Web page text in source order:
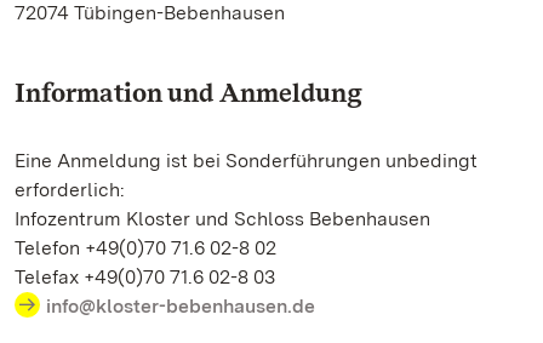
72074 Tübingen-Bebenhausen
Information und Anmeldung
Eine Anmeldung ist bei Sonderführungen unbedingt
erforderlich:
Infozentrum Kloster und Schloss Bebenhausen
Telefon +49(0)70 71.6 02-8 02
Telefax +49(0)70 71.6 02-8 03
info@kloster-bebenhausen.de